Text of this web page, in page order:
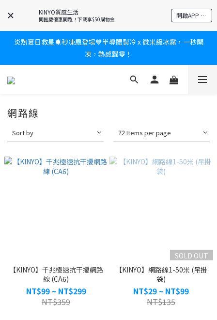
KINYO質感生活
開館慶優惠開跑！下載享$50購物金 開啟APP 享隱藏優惠
新會員送$100購物金✨再享消費回饋無極限
爸氣有禮賞🎁全館任2件9折✨刮鬍刀、按摩家電、電動牙刷、藍芽
耳機🎀給爸爸一個驚喜大禮包
炎熱夏日救星☀️秒凍扇登場💙半導體製冷 x 微米級冰霧，一秒開
凍，熱感歸零！
新會員送$100購物金✨再享消費回饋無極限
網路線
Sort by 72 Items per page
【KINYO】千兆極速抗干擾網路
線 (CA6)
NT$99 ~ NT$299
NT$359
SOLD OUT
【KINYO】網路線1-50米 (吊掛
袋)
NT$29 ~ NT$99
NT$135